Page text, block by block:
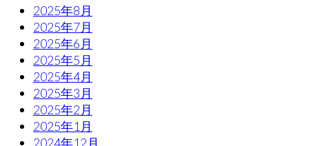
2025年8月
2025年7月
2025年6月
2025年5月
2025年4月
2025年3月
2025年2月
2025年1月
2024年12月